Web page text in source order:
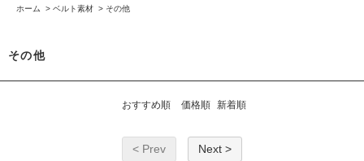
ホーム > ベルト素材 > その他
その他
おすすめ順 価格順 新着順
< Prev Next >